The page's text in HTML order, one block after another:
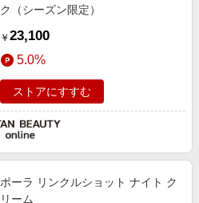
ク（シーズン限定）
￥ 23,100
5.0%
ストアにすすむ
ポーラ リンクルショット ナイト ク
リーム